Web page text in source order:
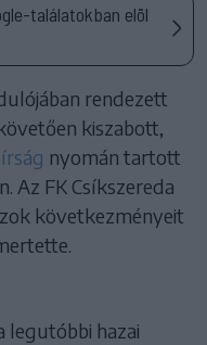
találatokban elöl
rendezett
kiszabott,
nyomán tartott
Az FK Csíkszereda
következményeit
legutóbbi hazai